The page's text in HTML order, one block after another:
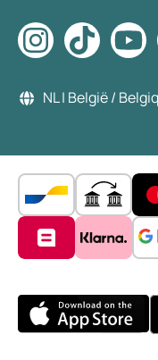
NL | België /